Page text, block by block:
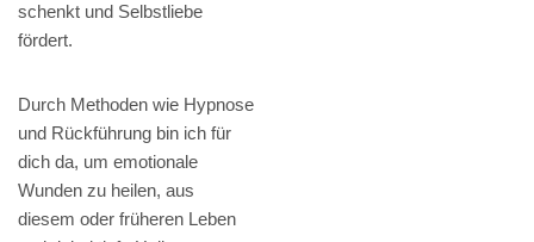
schenkt und Selbstliebe
fördert.
Durch Methoden wie Hypnose
und Rückführung bin ich für
dich da, um emotionale
Wunden zu heilen, aus
diesem oder früheren Leben